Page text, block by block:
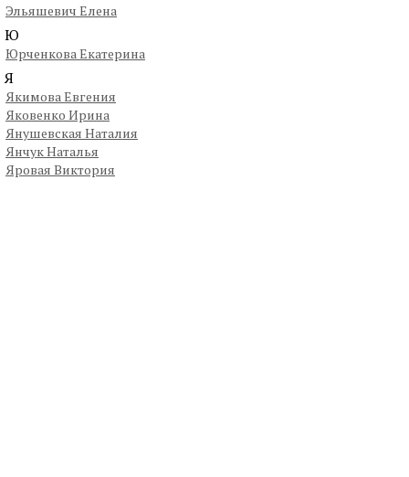
Эльяшевич Елена
Ю
Юрченкова Екатерина
Я
Якимова Евгения
Яковенко Ирина
Янушевская Наталия
Янчук Наталья
Яровая Виктория